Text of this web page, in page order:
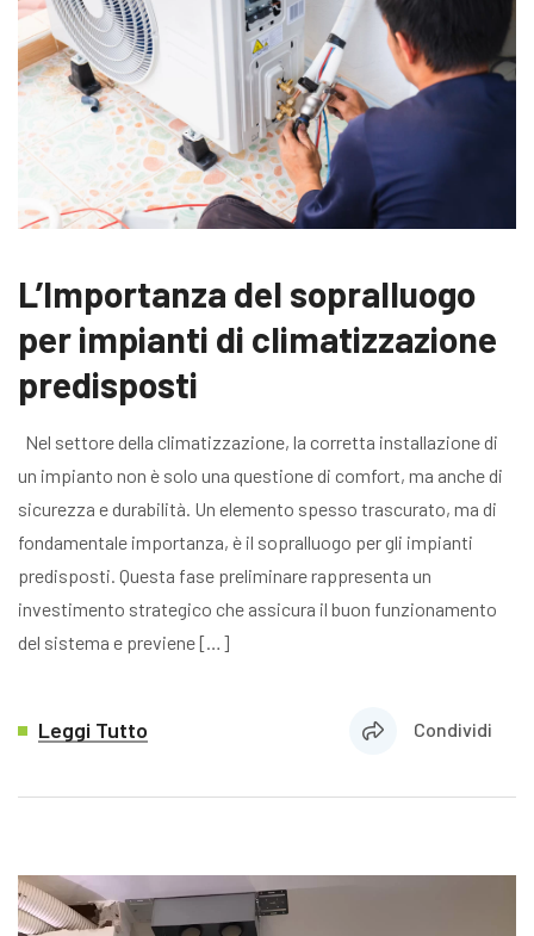
L’Importanza del sopralluogo
per impianti di climatizzazione
predisposti
Nel settore della climatizzazione, la corretta installazione di
un impianto non è solo una questione di comfort, ma anche di
sicurezza e durabilità. Un elemento spesso trascurato, ma di
fondamentale importanza, è il sopralluogo per gli impianti
predisposti. Questa fase preliminare rappresenta un
investimento strategico che assicura il buon funzionamento
del sistema e previene […]
Leggi Tutto Condividi